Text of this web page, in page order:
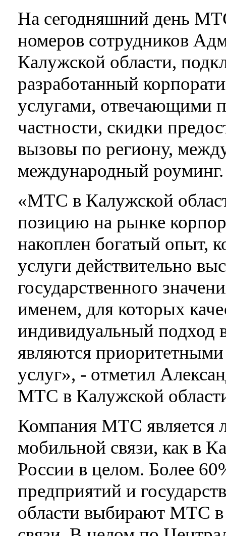
На сегодняшний день
номеров сотрудников
Калужской области,
разработанный
услугами, отвечающими
частности, скидки
вызовы по региону,
международный роуминг.
«МТС в Калужской
позицию на рынке
накоплен богатый опыт,
услуги действительно
государственного
именем, для которых
индивидуальный подход
являются
услуг», - отметил
МТС в Калужской
Компания МТС является
мобильной связи, как в
России в целом. Более
предприятий и
области выбирают МТС в